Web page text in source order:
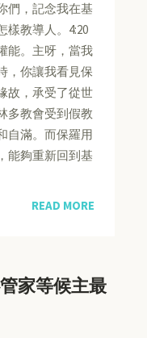
們，記念我在基
樣教導人。4:20
能。主呀，當我
，你讓我看見保
故，承受了從世
多教會受到假教
自滿。而保羅用
能夠重新回到基
READ MORE
家等候主最